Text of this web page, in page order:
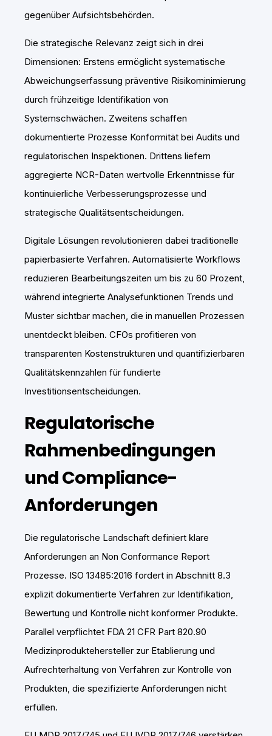
gegenüber Aufsichtsbehörden.
Die strategische Relevanz zeigt sich in drei
Dimensionen: Erstens ermöglicht systematische
Abweichungserfassung präventive Risikominimierung
durch frühzeitige Identifikation von
Systemschwächen. Zweitens schaffen
dokumentierte Prozesse Konformität bei Audits und
regulatorischen Inspektionen. Drittens liefern
aggregierte NCR-Daten wertvolle Erkenntnisse für
kontinuierliche Verbesserungsprozesse und
strategische Qualitätsentscheidungen.
Digitale Lösungen revolutionieren dabei traditionelle
papierbasierte Verfahren. Automatisierte Workflows
reduzieren Bearbeitungszeiten um bis zu 60 Prozent,
während integrierte Analysefunktionen Trends und
Muster sichtbar machen, die in manuellen Prozessen
unentdeckt bleiben. CFOs profitieren von
transparenten Kostenstrukturen und quantifizierbaren
Qualitätskennzahlen für fundierte
Investitionsentscheidungen.
Regulatorische
Rahmenbedingungen
und Compliance-
Anforderungen
Die regulatorische Landschaft definiert klare
Anforderungen an Non Conformance Report
Prozesse. ISO 13485:2016 fordert in Abschnitt 8.3
explizit dokumentierte Verfahren zur Identifikation,
Bewertung und Kontrolle nicht konformer Produkte.
Parallel verpflichtet FDA 21 CFR Part 820.90
Medizinproduktehersteller zur Etablierung und
Aufrechterhaltung von Verfahren zur Kontrolle von
Produkten, die spezifizierte Anforderungen nicht
erfüllen.